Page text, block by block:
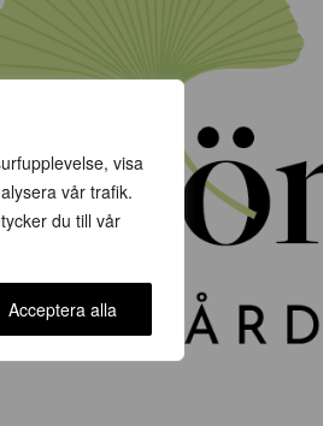
visa
vår trafik.
du till vår
Acceptera alla